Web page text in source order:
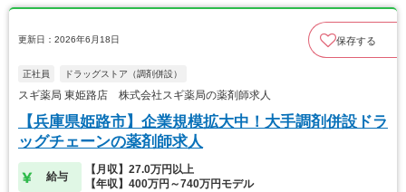
更新日：2026年6月18日 保存する
正社員 ドラッグストア（調剤併設）
スギ薬局 東姫路店 株式会社スギ薬局の薬剤師求人
【兵庫県姫路市】企業規模拡大中！大手調剤併設ドラ
ッグチェーンの薬剤師求人
給与
【月収】27.0万円以上
【年収】400万円～740万円モデル